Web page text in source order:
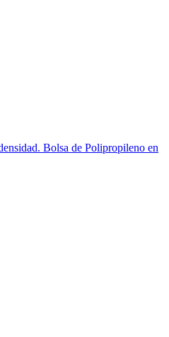
Bolsa de Polipropileno en